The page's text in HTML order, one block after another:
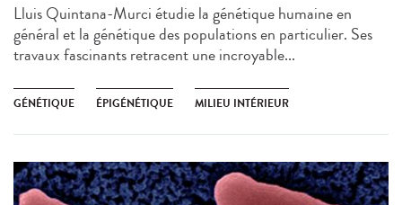
Lluis Quintana-Murci étudie la génétique humaine en
général et la génétique des populations en particulier. Ses
travaux fascinants retracent une incroyable...
GÉNÉTIQUE ÉPIGÉNÉTIQUE MILIEU INTÉRIEUR